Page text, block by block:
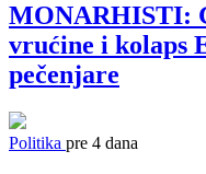
MONARHISTI:
vrućine i kolaps
pečenjare
Politika pre 4 dana